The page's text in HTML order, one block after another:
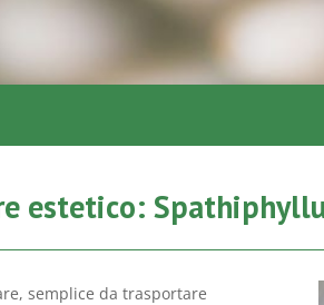
estetico:
semplice da trasportare